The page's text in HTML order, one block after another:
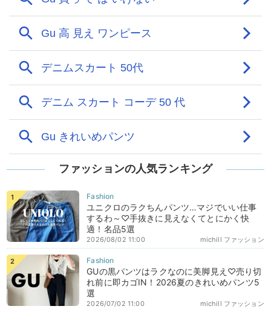
ファッションの人気ランキング
ユニクロのラクちんパンツ…マジでいい仕事
するわ～♡手抜きに見えなくてとにかく快
適！名品5選
michill ファッション
2026/08/02 11:00
GUの黒パンツはラクなのに美脚見え♡売り切
れ前に即カゴIN！2026夏のきれいめパンツ5
選
michill ファッション
2026/07/02 11:00